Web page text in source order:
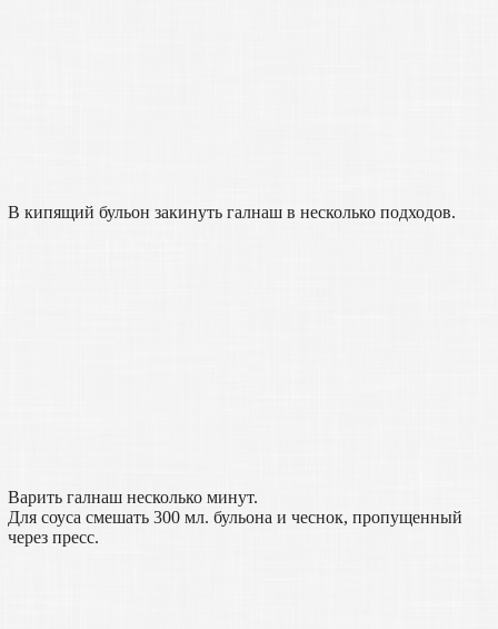
В кипящий бульон закинуть галнаш в несколько подходов.
Варить галнаш несколько минут.
Для соуса смешать 300 мл. бульона и чеснок, пропущенный
через пресс.